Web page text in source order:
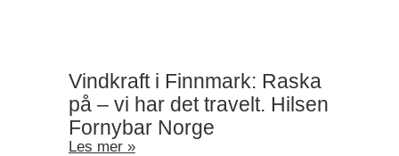
Vindkraft i Finnmark: Raska
på – vi har det travelt. Hilsen
Fornybar Norge
Les mer »